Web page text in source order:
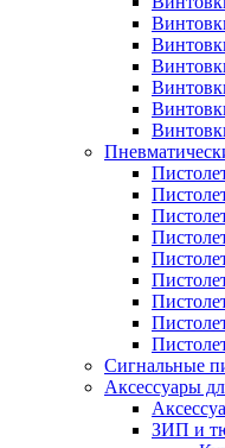
Сигнальные
Аксессуары
ЗИП и